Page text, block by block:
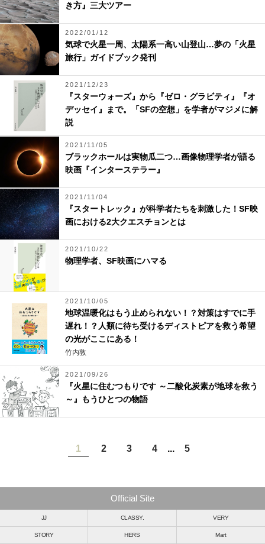
き方』三大ツアー
2022/01/12
気球で火星一周、太陽系一高い山登山…夢の「火星
旅行」ガイドブック発刊
2021/12/23
『スターウォーズ』から『ゼロ・グラビティ』『オ
デッセイ』まで。「SFの空想」を学者がマジメに解
説
2021/11/05
ブラックホールは実物瓜二つ…画像物理学者が語る
映画『インターステラー』
2021/11/04
『スタートレック』が科学者たちを刺激した！SF映
画における2大クエスチョンとは
2021/10/22
物理学者、SF映画にハマる
2021/10/05
地球温暖化はもう止められない！？対策はすでに手
遅れ！？人類に待ち受けるディストピアを救う希望
の光がここにある！
竹内敦
2021/09/26
『火星に住むつもりです ～二酸化炭素が地球を救う
～』もうひとつの物語
1 2 3 4 ... 5
Official Site
JJ CLASSY. VERY
STORY HERS Mart